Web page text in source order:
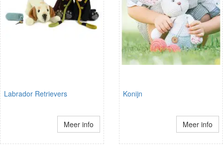
Labrador Retrievers
Meer info
Konijn
Meer info